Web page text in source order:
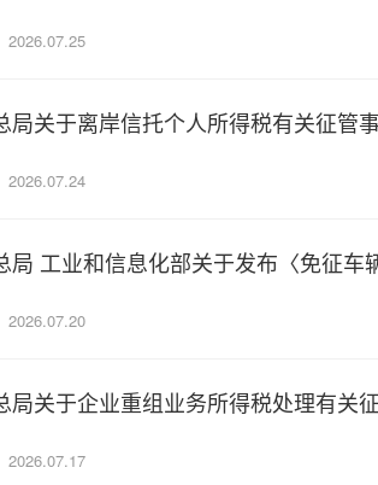
2026.07.25
局关于离岸信托个人所得税有关征管
2026.07.24
2026.07.20
局关于企业重组业务所得税处理有关
2026.07.17